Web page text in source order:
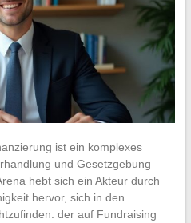
ist ein komplexes
und Gesetzgebung
hebt sich ein Akteur durch
hervor, sich in den
der auf Fundraising